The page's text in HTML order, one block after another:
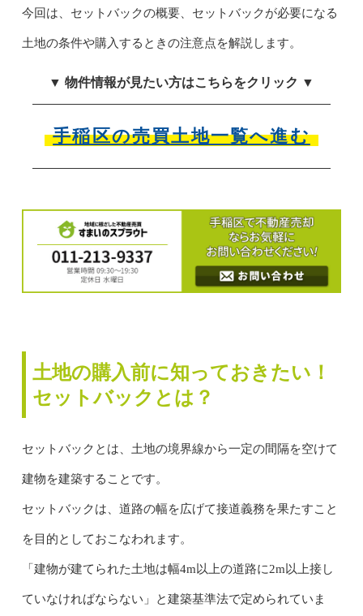
今回は、セットバックの概要、セットバックが必要になる
土地の条件や購入するときの注意点を解説します。
▼ 物件情報が見たい方はこちらをクリック ▼
手稲区の売買土地一覧へ進む
土地の購入前に知っておきたい！
セットバックとは？
セットバックとは、土地の境界線から一定の間隔を空けて
建物を建築することです。
セットバックは、道路の幅を広げて接道義務を果たすこと
を目的としておこなわれます。
「建物が建てられた土地は幅4m以上の道路に2m以上接し
ていなければならない」と建築基準法で定められていま